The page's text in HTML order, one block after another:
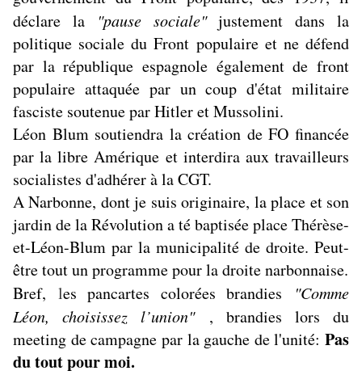
déclare la
"pause sociale"justement dans la
politique sociale du Front populaire et ne défend
par la république espagnole également de front
populaire attaquée par un coup d'état militaire
fasciste soutenue par Hitler et Mussolini.
Léon Blum soutiendra la création de FO financée
par la libre Amérique et interdira aux travailleurs
socialistes d'adhérer à la CGT.
A Narbonne, dont je suis originaire, la place et son
jardin de la Révolution a té baptisée place Thérèse-
et-Léon-Blum par la municipalité de droite. Peut-
être tout un programme pour la droite narbonnaise.
Bref,les pancartes colorées brandies
"Comme
Léon, choisissez l’union", brandies lors du
meeting de campagne par la gauche de l'unité: Pas
du tout pour moi.